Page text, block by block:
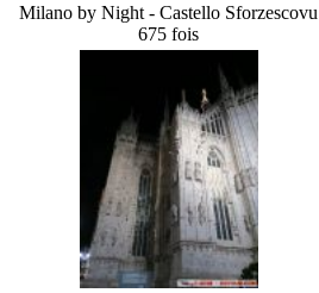
Milano by Night - Castello Sforzescovu
675 fois